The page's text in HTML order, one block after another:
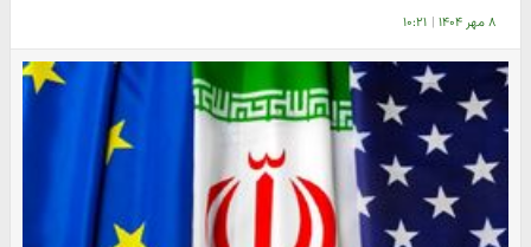
۸ مهر ۱۴۰۴ | ۱۰:۲۱